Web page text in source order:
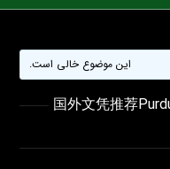
این موضوع خالی است.